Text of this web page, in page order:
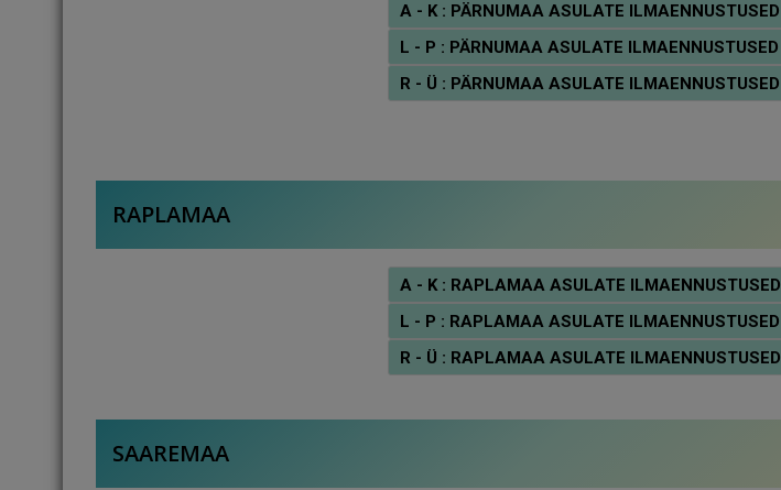
A - K : PÄRNUMAA ASULATE ILMAENNUSTUSED
L - P : PÄRNUMAA ASULATE ILMAENNUSTUSED
R - Ü : PÄRNUMAA ASULATE ILMAENNUSTUSED
RAPLAMAA
A - K : RAPLAMAA ASULATE ILMAENNUSTUSED
L - P : RAPLAMAA ASULATE ILMAENNUSTUSED
R - Ü : RAPLAMAA ASULATE ILMAENNUSTUSED
SAAREMAA